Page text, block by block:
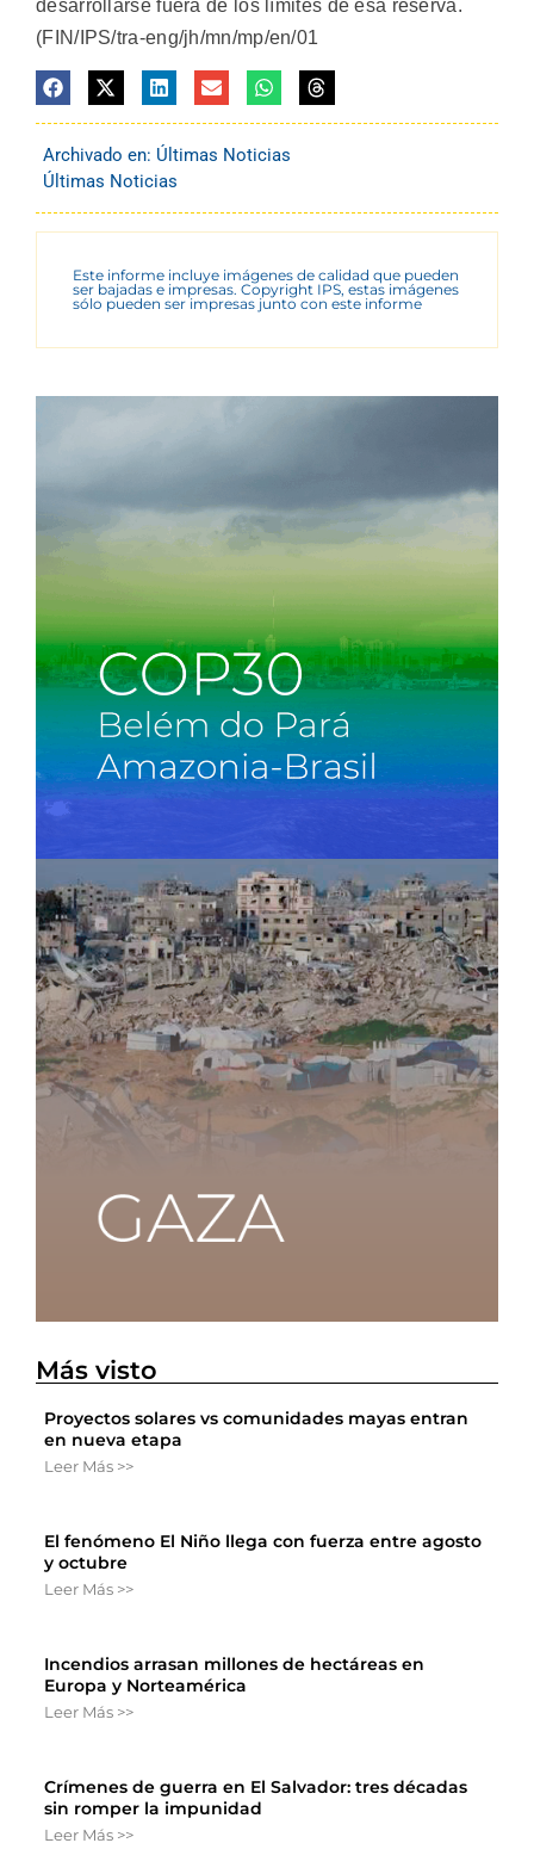
desarrollarse fuera de los límites de esa reserva.
(FIN/IPS/tra-eng/jh/mn/mp/en/01
Archivado en: Últimas Noticias
Últimas Noticias
Este informe incluye imágenes de calidad que pueden
ser bajadas e impresas. Copyright IPS, estas imágenes
sólo pueden ser impresas junto con este informe
Más visto
Proyectos solares vs comunidades mayas entran
en nueva etapa
Leer Más >>
El fenómeno El Niño llega con fuerza entre agosto
y octubre
Leer Más >>
Incendios arrasan millones de hectáreas en
Europa y Norteamérica
Leer Más >>
Crímenes de guerra en El Salvador: tres décadas
sin romper la impunidad
Leer Más >>